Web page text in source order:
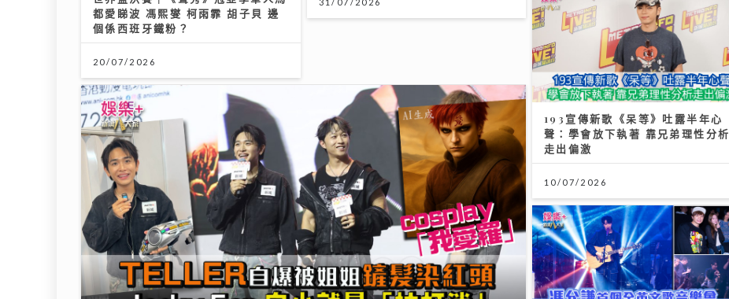
193宣傳新歌《呆等》吐露半年心
聲：學會放下執著 靠兄弟理性分析
走出偏激
10/07/2026